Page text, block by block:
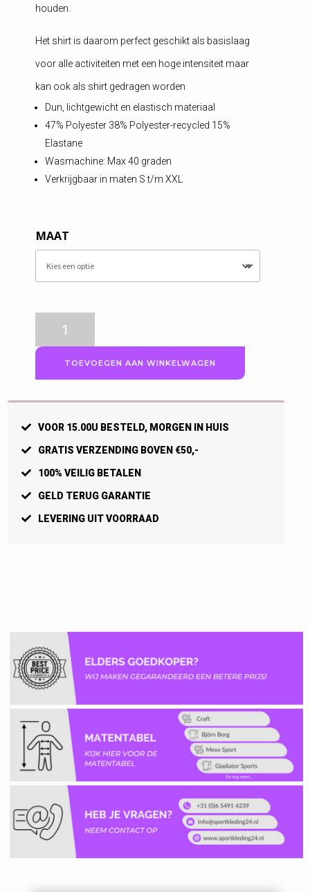
houden.
Het shirt is daarom perfect geschikt als basislaag
voor alle activiteiten met een hoge intensiteit maar
kan ook als shirt gedragen worden
Dun, lichtgewicht en elastisch materiaal
47% Polyester 38% Polyester-recycled 15%
Elastane
Wasmachine: Max 40 graden
Verkrijgbaar in maten S t/m XXL
MAAT
Pro
Nanoweight
ondershirt
Zwart
aantal
TOEVOEGEN AAN WINKELWAGEN
VOOR 15.00U BESTELD, MORGEN IN HUIS
GRATIS VERZENDING BOVEN €50,-
100% VEILIG BETALEN
GELD TERUG GARANTIE
LEVERING UIT VOORRAAD